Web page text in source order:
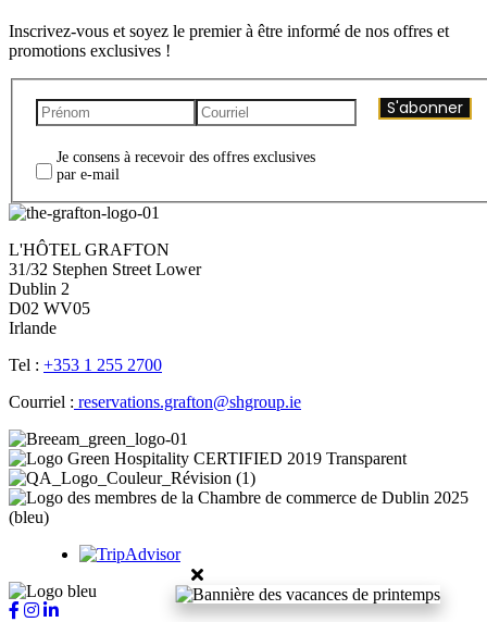
Inscrivez-vous et soyez le premier à être informé de nos offres et
promotions exclusives !
S'abonner
Je consens à recevoir des offres exclusives
par e-mail
L'HÔTEL GRAFTON
31/32 Stephen Street Lower
Dublin 2
D02 WV05
Irlande
Tel : +353 1 255 2700
Courriel : reservations.grafton@shgroup.ie